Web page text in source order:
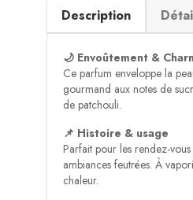
Description
🌙 Envoûtement &
Ce parfum enveloppe la
gourmand aux notes de
de patchouli.
📌 Histoire & usage
Parfait pour les rendez-
ambiances feutrées. À
chaleur.